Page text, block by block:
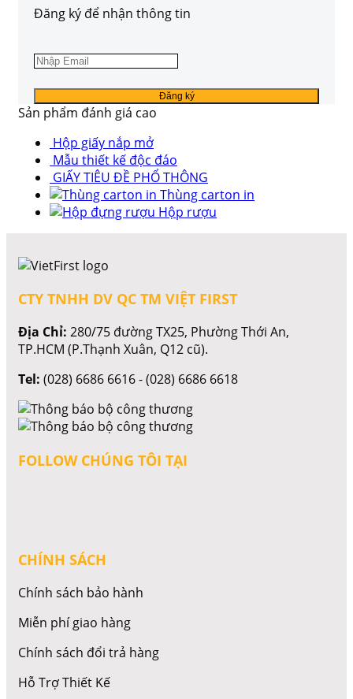
Đăng ký để nhận thông tin
Sản phẩm đánh giá cao
Hộp giấy nắp mở
Mẫu thiết kế độc đáo
GIẤY TIÊU ĐỀ PHỔ THÔNG
Thùng carton in
Hộp rượu
CTY TNHH DV QC TM VIỆT FIRST
Địa Chỉ: 280/75 đường TX25, Phường Thới An,
TP.HCM (P.Thạnh Xuân, Q12 cũ).
Tel: (028) 6686 6616 - (028) 6686 6618
FOLLOW CHÚNG TÔI TẠI
CHÍNH SÁCH
Chính sách bảo hành
Miễn phí giao hàng
Chính sách đổi trả hàng
Hỗ Trợ Thiết Kế